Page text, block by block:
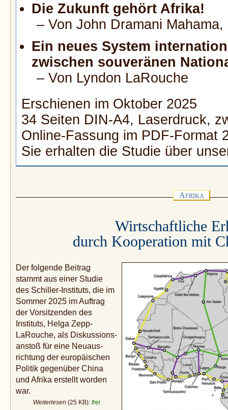
Die Zukunft gehört Afrika!
– Von John Dramani
Ein neues System
zwischen souveränen
– Von Lyndon LaRouche
Erschienen im Oktober 2025
34 Seiten DIN-A4, Laserdruck,
Online-Fassung im PDF-Format
Sie erhalten die Studie über
AFRIKA
Wirtschaftliche
durch Kooperation mit
Der folgende Beitrag
stammt aus einer Studie
des Schiller-Instituts, die im
Sommer 2025 im Auftrag
der Vorsitzenden des
Instituts, Helga Zepp-
LaRouche, als Diskussions­
anstoß für eine Neuaus­
richtung der europäischen
Politik gegenüber China
und Afrika erstellt worden
war.
Weiterlesen (25 KB): frei